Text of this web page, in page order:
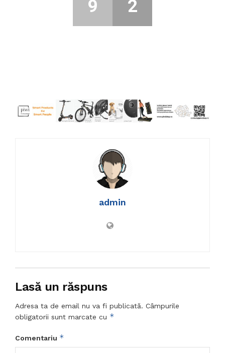
9 2
admin
Lasă un răspuns
Adresa ta de email nu va fi publicată. Câmpurile
obligatorii sunt marcate cu *
Comentariu *